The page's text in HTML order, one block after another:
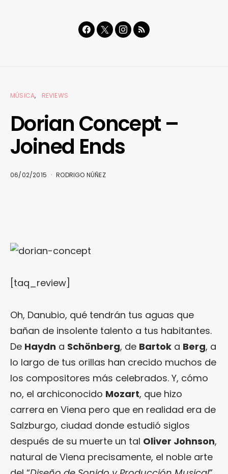
MÚSICA REVIEWS
Dorian Concept –
Joined Ends
06/02/2015 RODRIGO NÚÑEZ
[taq_review]
Oh, Danubio, qué tendrán tus aguas que
bañan de insolente talento a tus habitantes.
De Haydn a Schönberg, de Bartok a Berg, a
lo largo de tus orillas han crecido muchos de
los compositores más celebrados. Y, cómo
no, el archiconocido Mozart, que hizo
carrera en Viena pero que en realidad era de
Salzburgo, ciudad donde estudió siglos
después de su muerte un tal Oliver Johnson,
natural de Viena precisamente, el noble arte